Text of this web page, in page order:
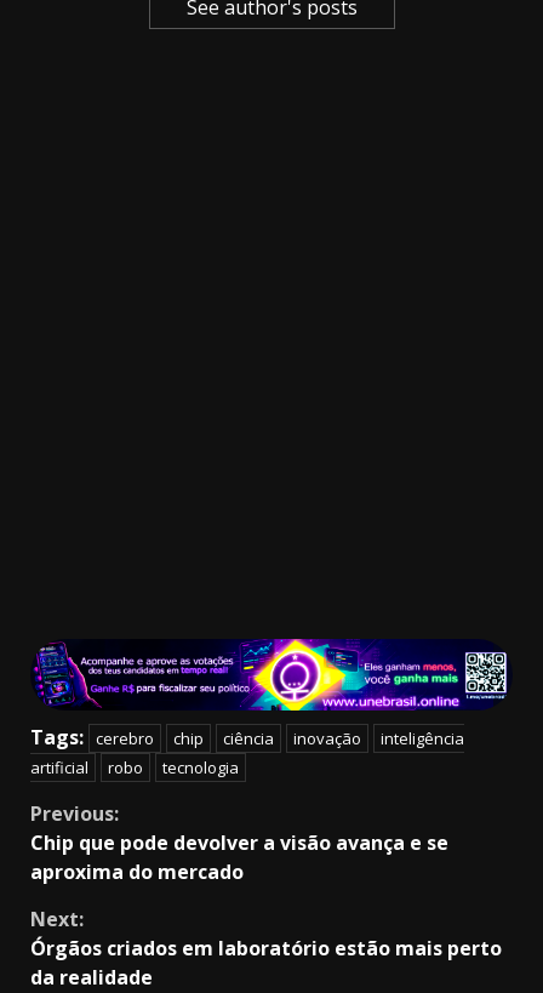
See author's posts
Tags: cerebro chip ciência inovação
inteligência
artificial
robo tecnologia
Continue
Reading
Previous:
Chip que pode devolver a visão avança e se
aproxima do mercado
Next:
Órgãos criados em laboratório estão mais perto
da realidade